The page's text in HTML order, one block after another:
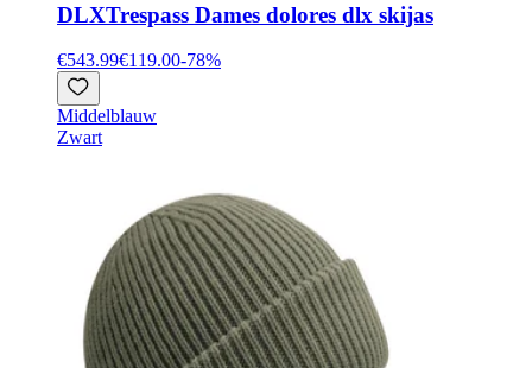
DLXTrespass Dames dolores dlx skijas
€543.99€119.00-78%
Middelblauw
Zwart